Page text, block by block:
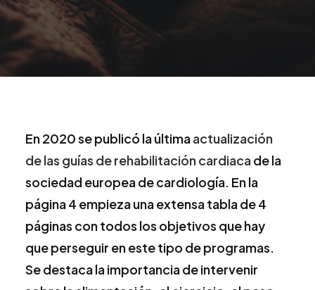
En 2020 se publicó la últimaactualización
de las guías de rehabilitación cardiaca de la
sociedad europea de cardiología. En la
página 4 empieza una extensa tabla de 4
páginas con todos los objetivos que hay
que perseguir en este tipo de programas.
Se destaca la importancia de intervenir